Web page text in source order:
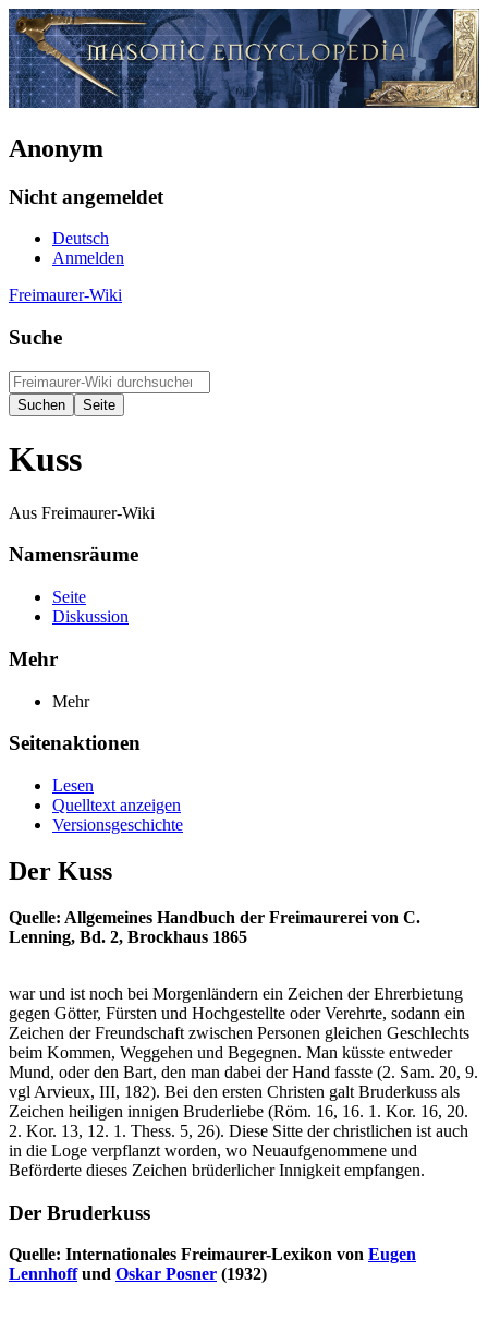
Anonym
Nicht angemeldet
Deutsch
Anmelden
Freimaurer-Wiki
Suche
Kuss
Aus Freimaurer-Wiki
Namensräume
Seite
Diskussion
Mehr
Mehr
Seitenaktionen
Lesen
Quelltext anzeigen
Versionsgeschichte
Der Kuss
Quelle: Allgemeines Handbuch der Freimaurerei von C.
Lenning, Bd. 2, Brockhaus 1865
war und ist noch bei Morgenländern ein Zeichen der Ehrerbietung
gegen Götter, Fürsten und Hochgestellte oder Verehrte, sodann ein
Zeichen der Freundschaft zwischen Personen gleichen Geschlechts
beim Kommen, Weggehen und Begegnen. Man küsste entweder
Mund, oder den Bart, den man dabei der Hand fasste (2. Sam. 20, 9.
vgl Arvieux, III, 182). Bei den ersten Christen galt Bruderkuss als
Zeichen heiligen innigen Bruderliebe (Röm. 16, 16. 1. Kor. 16, 20.
2. Kor. 13, 12. 1. Thess. 5, 26). Diese Sitte der christlichen ist auch
in die Loge verpflanzt worden, wo Neuaufgenommene und
Beförderte dieses Zeichen brüderlicher Innigkeit empfangen.
Der Bruderkuss
Quelle: Internationales Freimaurer-Lexikon von Eugen
Lennhoffund Oskar Posner (1932)